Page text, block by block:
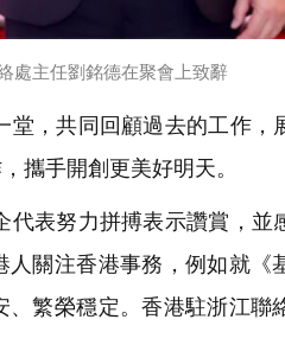
處主任劉銘德在聚會上致辭
，共同回顧過去的工作，
攜手開創更美好明天。
表努力拼搏表示讚賞，並
關注香港事務，例如就《
繁榮穩定。香港駐浙江聯